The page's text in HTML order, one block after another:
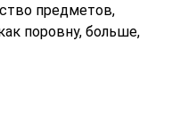
предметов,
поровну, больше,